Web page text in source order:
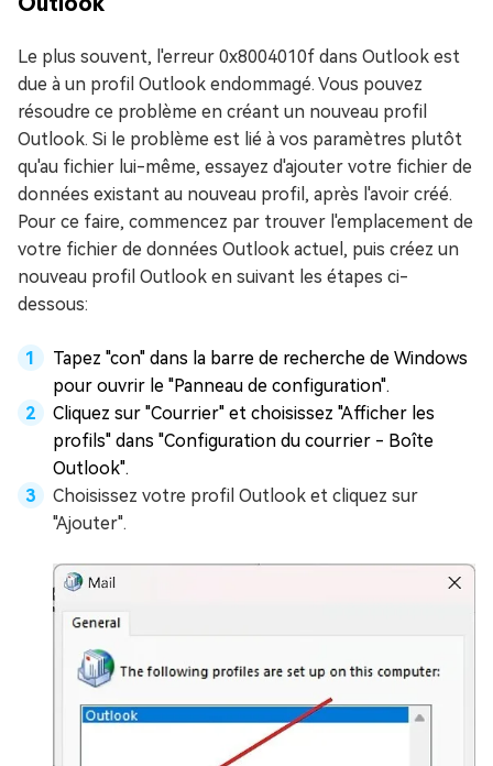
Le plus souvent, l'erreur 0x8004010f dans Outlook est
due à un profil Outlook endommagé. Vous pouvez
résoudre ce problème en créant un nouveau profil
Outlook. Si le problème est lié à vos paramètres plutôt
qu'au fichier lui-même, essayez d'ajouter votre fichier de
données existant au nouveau profil, après l'avoir créé.
Pour ce faire, commencez par trouver l'emplacement de
votre fichier de données Outlook actuel, puis créez un
nouveau profil Outlook en suivant les étapes ci-
dessous:
Tapez "con" dans la barre de recherche de Windows
pour ouvrir le "Panneau de configuration".
Cliquez sur "Courrier" et choisissez "Afficher les
profils" dans "Configuration du courrier - Boîte
Outlook".
Choisissez votre profil Outlook et cliquez sur
"Ajouter".